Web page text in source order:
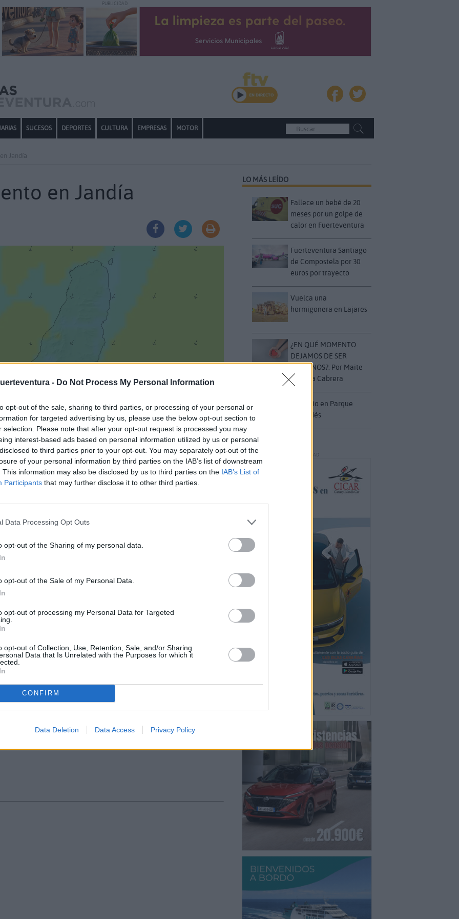
- Do Not Process My Personal Information
opt-out of the sale, sharing to third parties, or processing of your personal or
for targeted advertising by us, please use the below opt-out section to
selection. Please note that after your opt-out request is processed you may
interest-based ads based on personal information utilized by us or personal
to third parties prior to your opt-out. You may separately opt-out of the
of your personal information by third parties on the IAB’s list of downstream
This information may also be disclosed by us to third parties on the IAB’s List of
Participants that may further disclose it to other third parties.
Data Processing Opt Outs
opt-out of the Sharing of my personal data.
opt-out of the Sale of my Personal Data.
opt-out of processing my Personal Data for Targeted
opt-out of Collection, Use, Retention, Sale, and/or Sharing
Data that Is Unrelated with the Purposes for which it
CONFIRM
Data Deletion Data Access Privacy Policy
PUBLICIDAD
SUCESOS DEPORTES CULTURA EMPRESAS MOTOR
Jandía
en Jandía
sábado en la zona de Jandía
Dirección General de Emergencias, declara la situación de
las 12:00 horas de mañana, sábado, 21 de junio.
la información facilitada por la Agencia Estatal de
y en aplicación del Plan Específico de Emergencias de
Adversos.
de La Gomera, Vallehermoso y la cumbre); La
Tenerife (Macizo de Teno, litoral de San Miguel de
Arafo, Candelaria, El Rosario y Santa Cruz de Tenerife);
Agaete, Artenara, La Aldea, Santa Lucía, Agüímes,
Península de Jandía); y Lanzarote (interior de Yaiza).
fuertes y probables rachas muy fuertes que
consejos de autoprotección de la Dirección General
LO MÁS LEÍDO
Fallece un bebé de 20
meses por un golpe de
calor en Fuerteventura
Fuerteventura Santiago
de Compostela por 30
euros por trayecto
Vuelca una
hormigonera en Lajares
¿EN QUÉ MOMENTO
DEJAMOS DE SER
HUMANOS?. Por Maite
de Vera Cabrera
Incendio en Parque
Holandés
PUBLICIDAD